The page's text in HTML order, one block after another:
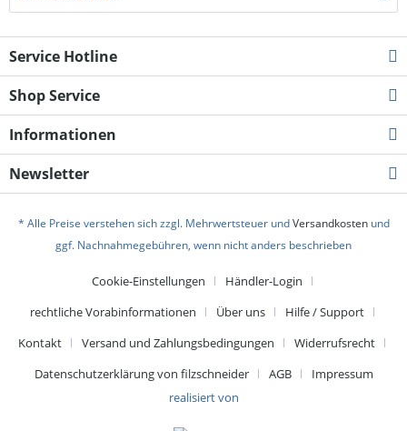
Service Hotline
Shop Service
Informationen
Newsletter
* Alle Preise verstehen sich zzgl. Mehrwertsteuer undVersandkostenund
ggf. Nachnahmegebühren, wenn nicht anders beschrieben
Cookie-Einstellungen
Händler-Login
rechtliche Vorabinformationen
Über uns
Hilfe / Support
Kontakt
Versand und Zahlungsbedingungen
Widerrufsrecht
Datenschutzerklärung von filzschneider
AGB
Impressum
realisiert von